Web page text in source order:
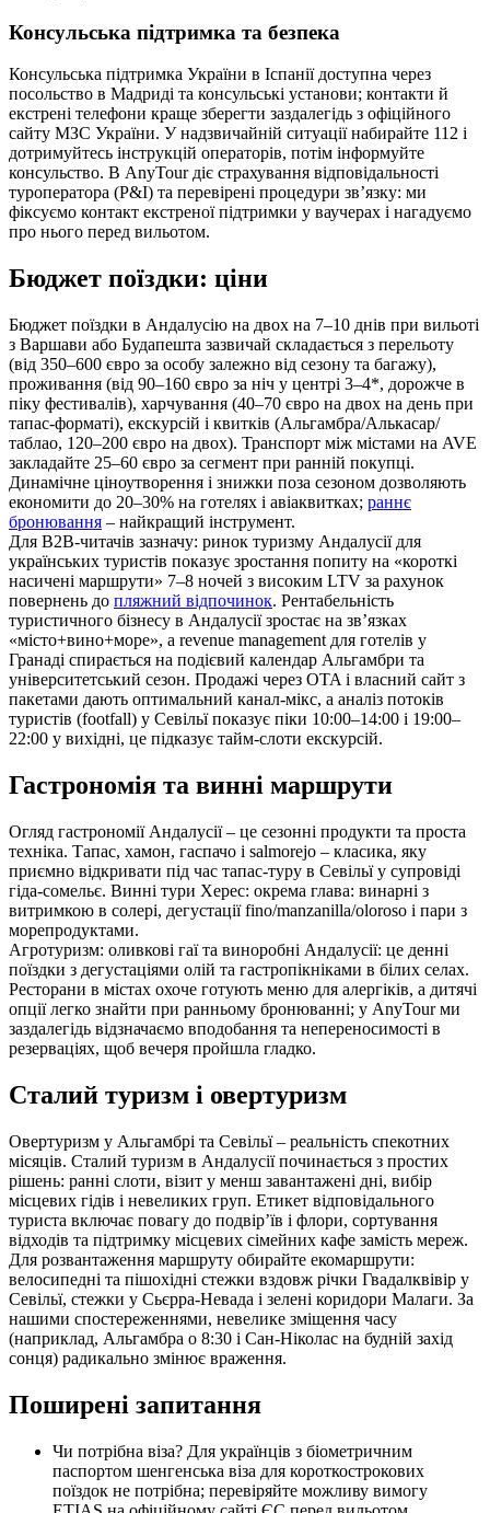
Консульська підтримка та безпека
Консульська підтримка України в Іспанії доступна через
посольство в Мадриді та консульські установи; контакти й
екстрені телефони краще зберегти заздалегідь з офіційного
сайту МЗС України. У надзвичайній ситуації набирайте 112 і
дотримуйтесь інструкцій операторів, потім інформуйте
консульство. В AnyTour діє страхування відповідальності
туроператора (P&I) та перевірені процедури зв’язку: ми
фіксуємо контакт екстреної підтримки у ваучерах і нагадуємо
про нього перед вильотом.
Бюджет поїздки: ціни
Бюджет поїздки в Андалусію на двох на 7–10 днів при вильоті
з Варшави або Будапешта зазвичай складається з перельоту
(від 350–600 євро за особу залежно від сезону та багажу),
проживання (від 90–160 євро за ніч у центрі 3–4*, дорожче в
піку фестивалів), харчування (40–70 євро на двох на день при
тапас‑форматі), екскурсій і квитків (Альгамбра/Алькасар/
таблао, 120–200 євро на двох). Транспорт між містами на AVE
закладайте 25–60 євро за сегмент при ранній покупці.
Динамічне ціноутворення і знижки поза сезоном дозволяють
економити до 20–30% на готелях і авіаквитках; раннє
бронювання – найкращий інструмент.
Для B2B‑читачів зазначу: ринок туризму Андалусії для
українських туристів показує зростання попиту на «короткі
насичені маршрути» 7–8 ночей з високим LTV за рахунок
повернень до пляжний відпочинок. Рентабельність
туристичного бізнесу в Андалусії зростає на зв’язках
«місто+вино+море», а revenue management для готелів у
Гранаді спирається на подієвий календар Альгамбри та
університетський сезон. Продажі через OTA і власний сайт з
пакетами дають оптимальний канал‑мікс, а аналіз потоків
туристів (footfall) у Севільї показує піки 10:00–14:00 і 19:00–
22:00 у вихідні, це підказує тайм‑слоти екскурсій.
Гастрономія та винні маршрути
Огляд гастрономії Андалусії – це сезонні продукти та проста
техніка. Тапас, хамон, гаспачо і salmorejo – класика, яку
приємно відкривати під час тапас-туру в Севільї у супровіді
гіда-сомельє. Винні тури Херес: окрема глава: винарні з
витримкою в солері, дегустації fino/manzanilla/oloroso і пари з
морепродуктами.
Агротуризм: оливкові гаї та виноробні Андалусії: це денні
поїздки з дегустаціями олій та гастропікніками в білих селах.
Ресторани в містах охоче готують меню для алергіків, а дитячі
опції легко знайти при ранньому бронюванні; у AnyTour ми
заздалегідь відзначаємо вподобання та непереносимості в
резерваціях, щоб вечеря пройшла гладко.
Сталий туризм і овертуризм
Овертуризм у Альгамбрі та Севільї – реальність спекотних
місяців. Сталий туризм в Андалусії починається з простих
рішень: ранні слоти, візит у менш завантажені дні, вибір
місцевих гідів і невеликих груп. Етикет відповідального
туриста включає повагу до подвір’їв і флори, сортування
відходів та підтримку місцевих сімейних кафе замість мереж.
Для розвантаження маршруту обирайте екомаршрути:
велосипедні та пішохідні стежки вздовж річки Гвадалквівір у
Севільї, стежки у Сьєрра‑Невада і зелені коридори Малаги. За
нашими спостереженнями, невелике зміщення часу
(наприклад, Альгамбра о 8:30 і Сан-Ніколас на будній захід
сонця) радикально змінює враження.
Поширені запитання
Чи потрібна віза? Для українців з біометричним
паспортом шенгенська віза для короткострокових
поїздок не потрібна; перевіряйте можливу вимогу